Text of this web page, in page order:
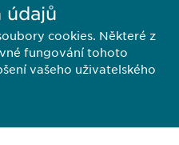
údajů
cookies. Některé z
fungování tohoto
vašeho uživatelského